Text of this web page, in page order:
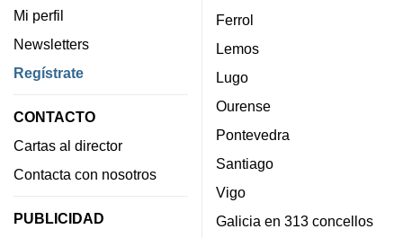
Mi perfil
Newsletters
Regístrate
CONTACTO
Cartas al director
Contacta con nosotros
PUBLICIDAD
Ferrol
Lemos
Lugo
Ourense
Pontevedra
Santiago
Vigo
Galicia en 313 concellos